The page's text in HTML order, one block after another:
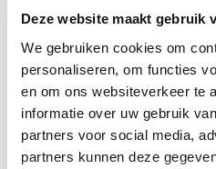
Deze website maakt gebruik
We gebruiken cookies om
personaliseren, om functies
en om ons websiteverkeer te
informatie over uw gebruik
partners voor social media,
partners kunnen deze
Categories
Watches
Jewellery
Wedding rings